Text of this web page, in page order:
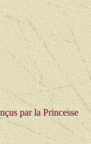
par la Princesse